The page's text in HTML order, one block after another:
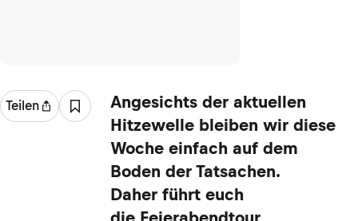
Teilen
Angesichts der aktuellen
Hitzewelle bleiben wir diese
Woche einfach auf dem
Boden der Tatsachen.
Daher führt euch
die Feierabendtour